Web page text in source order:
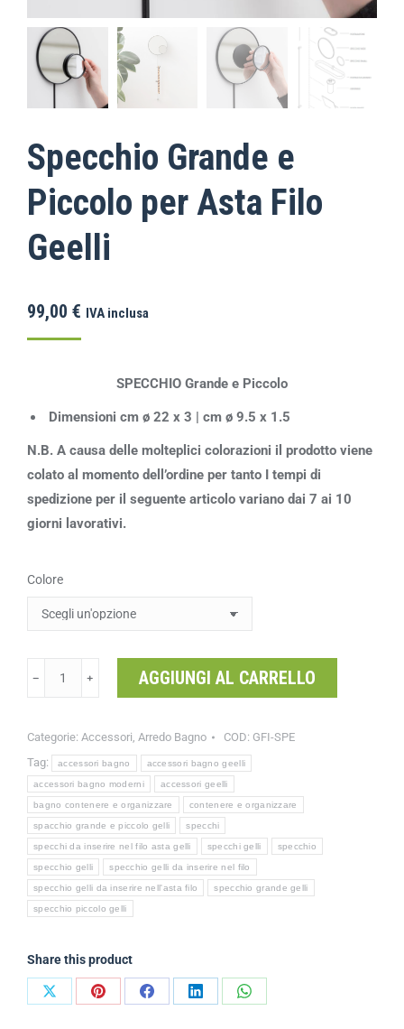
Specchio Grande e
Piccolo per Asta Filo
Geelli
99,00 € IVA inclusa
SPECCHIO Grande e Piccolo
Dimensioni cm ø 22 x 3 | cm ø 9.5 x 1.5
N.B. A causa delle molteplici colorazioni il prodotto viene
colato al momento dell’ordine per tanto I tempi di
spedizione per il seguente articolo variano dai 7 ai 10
giorni lavorativi.
Colore
﹣ ﹢ AGGIUNGI AL CARRELLO
Categorie: Accessori Arredo Bagno COD: GFI-SPE
Tag:
accessori bagno accessori bagno geelli
accessori bagno moderni accessori geelli
bagno contenere e organizzare contenere e organizzare
spacchio grande e piccolo gelli specchi
specchi da inserire nel filo asta gelli specchi gelli specchio
specchio gelli specchio gelli da inserire nel filo
specchio gelli da inserire nell'asta filo specchio grande gelli
specchio piccolo gelli
Share this product